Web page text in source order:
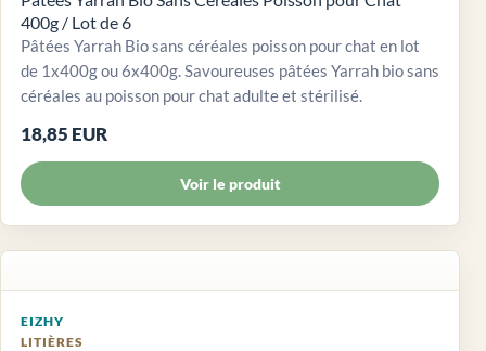
400g / Lot de 6
Pâtées Yarrah Bio sans céréales poisson pour chat en lot
de 1x400g ou 6x400g. Savoureuses pâtées Yarrah bio sans
céréales au poisson pour chat adulte et stérilisé.
18,85 EUR
Voir le produit
EIZHY
LITIÈRES